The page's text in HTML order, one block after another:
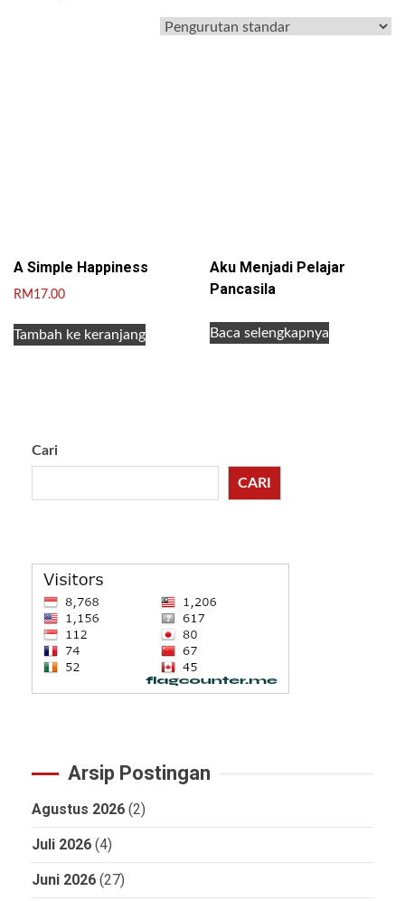
A Simple Happiness
RM 17.00
Tambah ke keranjang
Aku Menjadi Pelajar
Pancasila
Baca selengkapnya
Cari
CARI
Arsip Postingan
Agustus 2026 (2)
Juli 2026 (4)
Juni 2026 (27)